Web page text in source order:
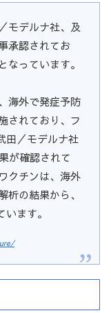
モデルナ社、及
承認されてお
なっています。
海外で発症予防
されており、フ
田／モデルナ社
が確認されて
クチンは、海外
の結果から、
ます。